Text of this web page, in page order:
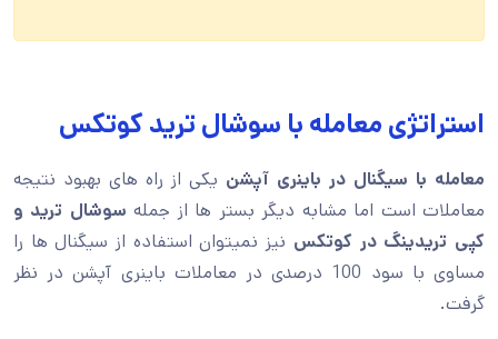
استراتژی معامله با سوشال ترید کوتکس
معامله با سیگنال در باینری آپشن یکی از راه های بهبود نتیجه
معاملات است اما مشابه دیگر بستر ها از جمله سوشال ترید و
کپی تریدینگ در کوتکس نیز نمیتوان استفاده از سیگنال ها را
مساوی با سود 100 درصدی در معاملات باینری آپشن در نظر
گرفت.